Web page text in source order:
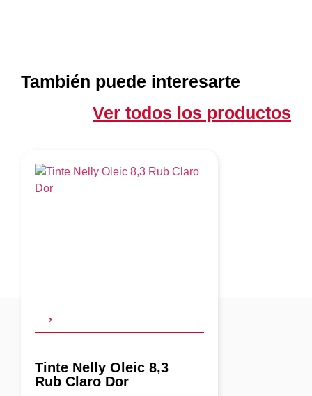
También puede interesarte
Ver todos los productos
Tinte Nelly Oleic 8,3
Rub Claro Dor